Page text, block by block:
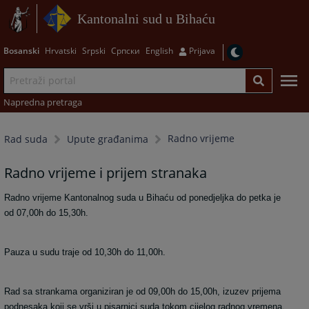
Kantonalni sud u Bihaću
Bosanski Hrvatski Srpski Српски English Prijava
Napredna pretraga
Rad suda Upute građanima Radno vrijeme
Radno vrijeme i prijem stranaka
Radno vrijeme Kantonalnog suda u Bihaću od ponedjeljka do petka je
od 07,00h do 15,30h.
Pauza u sudu traje od 10,30h do 11,00h.
Rad sa strankama organiziran je od 09,00h do 15,00h, izuzev prijema
podnesaka koji se vrši u pisarnici suda tokom cijelog radnog vremena.